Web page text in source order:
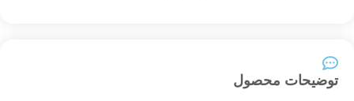
توضیحات محصول